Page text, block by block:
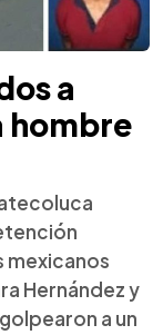
a
hombre
mexicanos
Hernández y
a un